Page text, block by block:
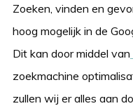
Zoeken, vinden en
hoog mogelijk in de
Dit kan door middel van
zoekmachine
zullen wij er alles aan